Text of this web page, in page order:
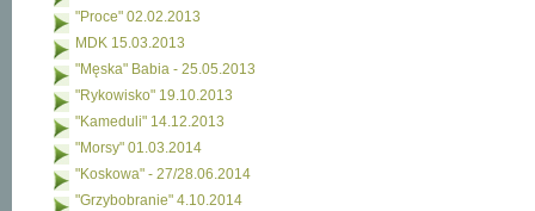
"Proce" 02.02.2013
MDK 15.03.2013
"Męska" Babia - 25.05.2013
"Rykowisko" 19.10.2013
"Kameduli" 14.12.2013
"Morsy" 01.03.2014
"Koskowa" - 27/28.06.2014
"Grzybobranie" 4.10.2014